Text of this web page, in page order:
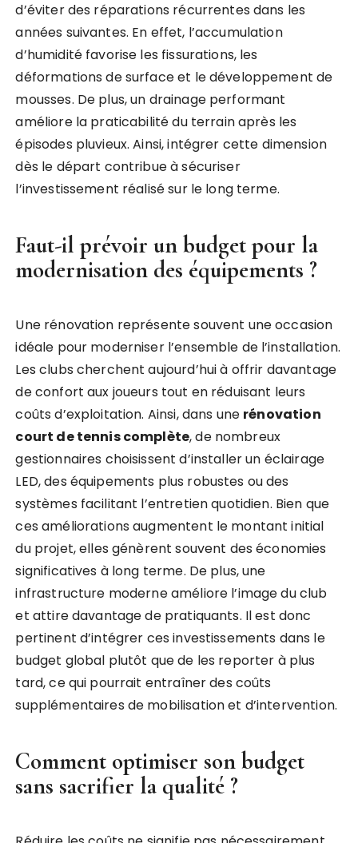
d’éviter des réparations récurrentes dans les
années suivantes. En effet, l’accumulation
d’humidité favorise les fissurations, les
déformations de surface et le développement de
mousses. De plus, un drainage performant
améliore la praticabilité du terrain après les
épisodes pluvieux. Ainsi, intégrer cette dimension
dès le départ contribue à sécuriser
l’investissement réalisé sur le long terme.
Faut-il prévoir un budget pour la
modernisation des équipements ?
Une rénovation représente souvent une occasion
idéale pour moderniser l’ensemble de l’installation.
Les clubs cherchent aujourd’hui à offrir davantage
de confort aux joueurs tout en réduisant leurs
coûts d’exploitation. Ainsi, dans une rénovation
court de tennis complète, de nombreux
gestionnaires choisissent d’installer un éclairage
LED, des équipements plus robustes ou des
systèmes facilitant l’entretien quotidien. Bien que
ces améliorations augmentent le montant initial
du projet, elles génèrent souvent des économies
significatives à long terme. De plus, une
infrastructure moderne améliore l’image du club
et attire davantage de pratiquants. Il est donc
pertinent d’intégrer ces investissements dans le
budget global plutôt que de les reporter à plus
tard, ce qui pourrait entraîner des coûts
supplémentaires de mobilisation et d’intervention.
Comment optimiser son budget
sans sacrifier la qualité ?